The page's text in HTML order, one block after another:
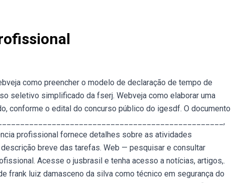
como preencher o modelo de declaração de tempo de
seletivo simplificado da fserj. Webveja como elaborar uma
conforme o edital do concurso público do igesdf. O documento
profissional fornece detalhes sobre as atividades
breve das tarefas. Web — pesquisar e consultar
Acesse o jusbrasil e tenha acesso a notícias, artigos,.
frank luiz damasceno da silva como técnico em segurança do